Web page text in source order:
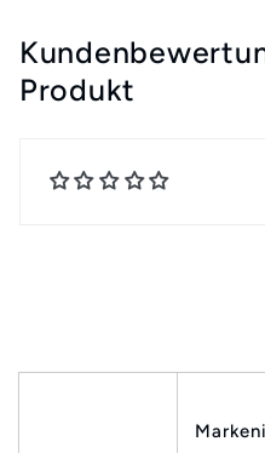
Produkt